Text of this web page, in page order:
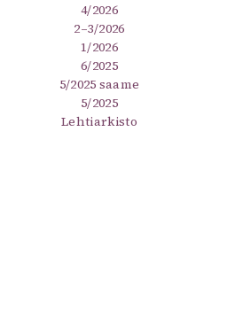
4/2026
2–3/2026
1/2026
6/2025
5/2025 saame
5/2025
Lehtiarkisto